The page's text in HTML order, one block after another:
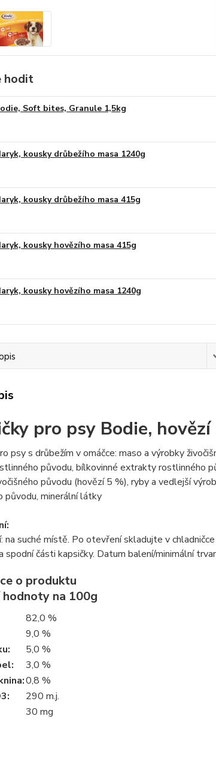
hodit
Soft bites, Granule 1,5kg
kousky drůbežího masa 1240g
kousky drůbežího masa 415g
kousky hovězího masa 415g
kousky hovězího masa 1240g
pro psy Bodie,
psy s drůbežím v omáčce: maso a výrobky
původu, bílkovinné extrakty rostlinného
původu (hovězí 5 %), ryby a vedlejší
původu, minerální látky
na suché místě. Po otevření skladujte v
spodní části kapsičky. Datum balení/minimální
o produktu
na 100g
82,0 %
9,0 %
:
5,0 %
:
3,0 %
:0,8 %
:
290 m.j.
30 mg